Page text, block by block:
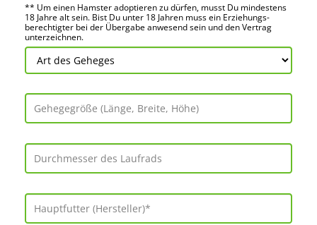
** Um einen Hamster adoptieren zu dürfen, musst Du mindes­tens
18 Jahre alt sein. Bist Du unter 18 Jahren muss ein Erziehungs­
berechtigter bei der Über­gabe anwes­end sein und den Vertrag
unter­zeichnen.